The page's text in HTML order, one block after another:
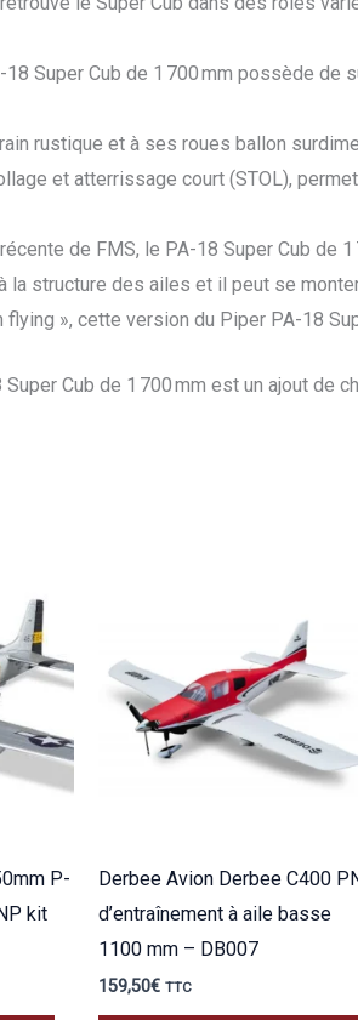
1700mm
Flotteur
Super Cub de 1 700 mm possède de
rustique et à ses roues ballon
et atterrissage court (STOL),
de FMS, le PA-18 Super Cub de
structure des ailes et il peut se
», cette version du Piper PA-18
Cub de 1 700 mm est un ajout de
P-
kit
Derbee Avion Derbee C400
d’entraînement à aile basse
1100 mm – DB007
159,50€ TTC